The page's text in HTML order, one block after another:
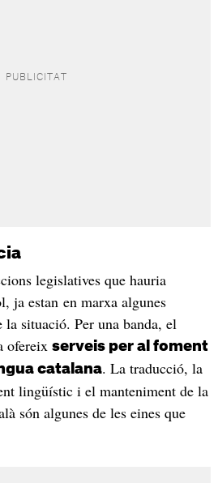
legislatives que hauria
ja estan en marxa algunes
situació. Per una banda, el
ofereix serveis per al foment
catalana. La traducció, la
lingüístic i el manteniment de la
són algunes de les eines que